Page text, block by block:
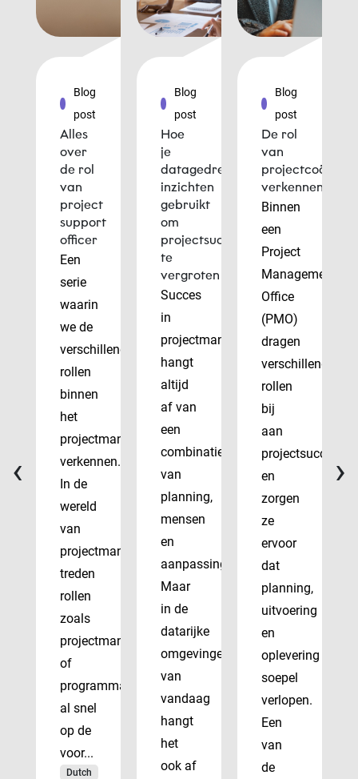
Blog
post
Alles
over
de rol
van
project
support
officer
Een
serie
waarin
we de
verschillende
rollen
binnen
het
projectmanagementvak
verkennen.
In de
wereld
van
projectmanagement
treden
rollen
zoals
projectmanager
of
programmadirecteur
al snel
op de
voor...
Dutch
Blog
post
Hoe
je
datagedreven
inzichten
gebruikt
om
projectsucces
te
vergroten
Succes
in
projectmanagement
hangt
altijd
af van
een
combinatie
van
planning,
mensen
en
aanpassingsvermogen.
Maar
in de
datarijke
omgevingen
van
vandaag
hangt
het
ook af
Blog
post
De rol
van
verkennen
Binnen
een
Project
Management
Office
(PMO)
dragen
verschillende
rollen
bij
aan
projectsucces
en
zorgen
ze
ervoor
dat
planning,
uitvoering
en
oplevering
soepel
verlopen.
Een
van
de
‹ ›